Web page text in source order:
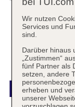
Wir nutzen
Services und
sind.
Darüber hinaus
„Zustimmen“
fünf Partner als
setzen, andere
erheben und
unserer